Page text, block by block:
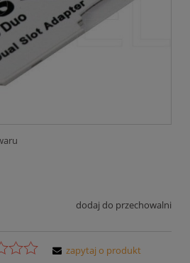
dodaj do przechowalni
zapytaj o produkt